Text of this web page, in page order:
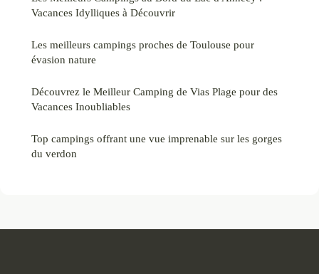
Vacances Idylliques à Découvrir
Les meilleurs campings proches de Toulouse pour
évasion nature
Découvrez le Meilleur Camping de Vias Plage pour des
Vacances Inoubliables
Top campings offrant une vue imprenable sur les gorges
du verdon